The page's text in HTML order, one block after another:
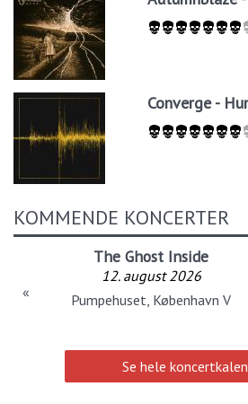
Converge -
KOMMENDE KONCERTER
The Ghost Inside
12. august 2026
Pumpehuset, København V
«
Se hele